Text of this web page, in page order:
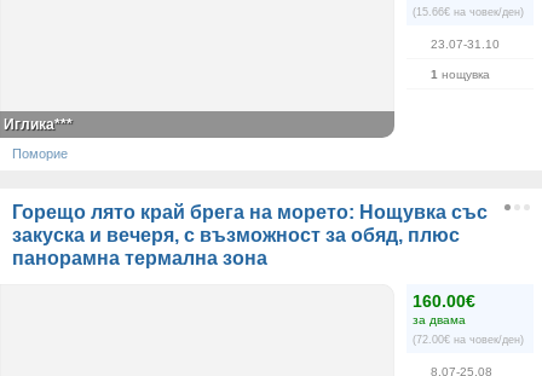
(15.66€ на човек/ден)
23.07-31.10
1 нощувка
Иглика***
Поморие
Горещо лято край брега на морето: Нощувка със
закуска и вечеря, с възможност за обяд, плюс
панорамна термална зона
160.00€
за двама
(72.00€ на човек/ден)
8.07-25.08